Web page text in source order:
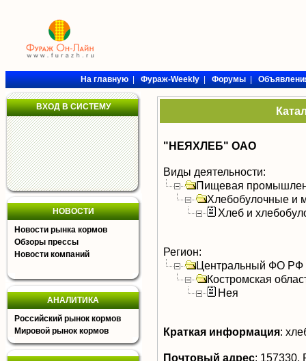
На главную|Фураж-Weekly|Форумы|
ВХОД В СИСТЕМУ
НОВОСТИ
Новости рынка кормов
Обзоры прессы
Новости компаний
АНАЛИТИКА
Российский рынок кормов
Мировой рынок кормов
"НЕЯХЛЕБ" ОАО
Виды деятельности:
Пищевая
Хлебобулочные и
Хлеб и
Регион:
Центральный ФО РФ
Костромская
Нея
Краткая информация:
Почтовый адрес: 157330,